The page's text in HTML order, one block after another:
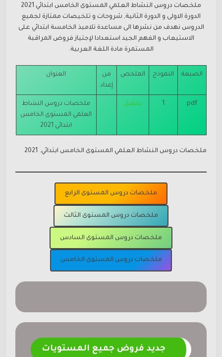
ملخصات دروس النشاط العلمي
المستوى الخامس ابتدائي 2021
الدورة الاولى و الدورة الثانية, شروحات و تلخيصات ممتازة لجميع
الدروس نهدف من نشرها الى مساعدة تلاميذ الخامسة ابتدائي على
الاستيعاب و الفهم الجيد استعدادا لإجتياز فروض المراقبة
المستمرة مادة اللغة العربية.
الصيغة النموذج الملخص
من
إعداد
العنوان
pdf
1 تحميل
ملخصات دروس النشاط
العلمي المستوى الخامس
ابتدائي 2021
ملخصات دروس النشاط العلمي المستوى الخامس ابتدائي. 2021
ملخصات دروس المستوى الرابع
ملخصات دروس المستوى الثالث
ملخصات دروس المستوى السادس
ملخصات دروس المستوى الخامس
جديد فروض جميع المستويات